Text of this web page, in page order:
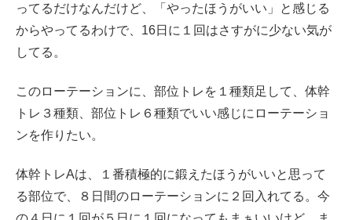
ってるだけなんだけど、「やったほうがいい」と感じる
からやってるわけで、16日に１回はさすがに少ない気が
してる。
このローテーションに、部位トレを１種類足して、体幹
トレ３種類、部位トレ６種類でいい感じにローテーショ
ンを作りたい。
体幹トレAは、１番積極的に鍛えたほうがいいと思って
る部位で、８日間のローテーションに２回入れてる。今